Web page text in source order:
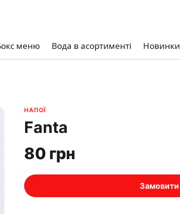
меню Вода в асортименті Новинки
НАПОЇ
Fantа
80 грн
Замовити